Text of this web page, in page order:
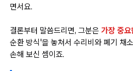
면서요.
결론부터 말씀드리면, 그분은 가장 중요
순환 방식'을 놓쳐서 수리비와 폐기 채
손해 보신 셈이죠.